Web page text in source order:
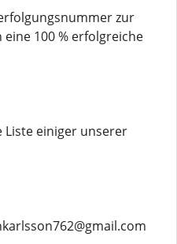
zur
100 % erfolgreiche
Liste einiger unserer